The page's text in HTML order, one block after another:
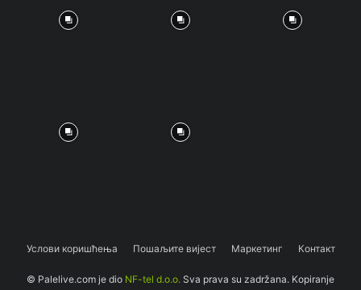
Услови коришћења Пошаљите вијест Маркетинг Контакт
© Palelive.com je dio NF-tel d.o.o. Sva prava su zadržana. Kopiranje